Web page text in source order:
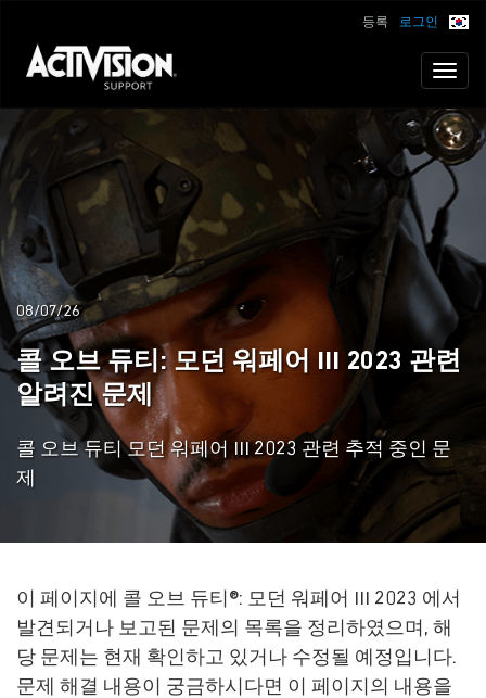
로그인
등록
08/07/26
콜 오브 듀티: 모던 워페어 III 2023 관련
알려진 문제
콜 오브 듀티 모던 워페어 III 2023 관련 추적 중인 문
제
이 페이지에 콜 오브 듀티®: 모던 워페어 III 2023 에서
발견되거나 보고된 문제의 목록을 정리하였으며, 해
당 문제는 현재 확인하고 있거나 수정될 예정입니다.
문제 해결 내용이 궁금하시다면 이 페이지의 내용을